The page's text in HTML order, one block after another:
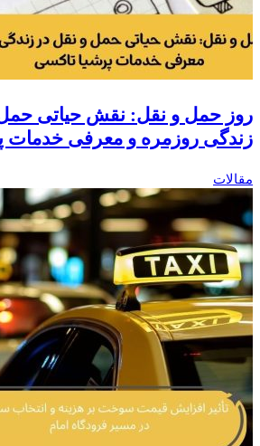
روز حمل و نقل: نقش حیاتی حمل
زندگی روزمره و معرفی خدمات
مقالات